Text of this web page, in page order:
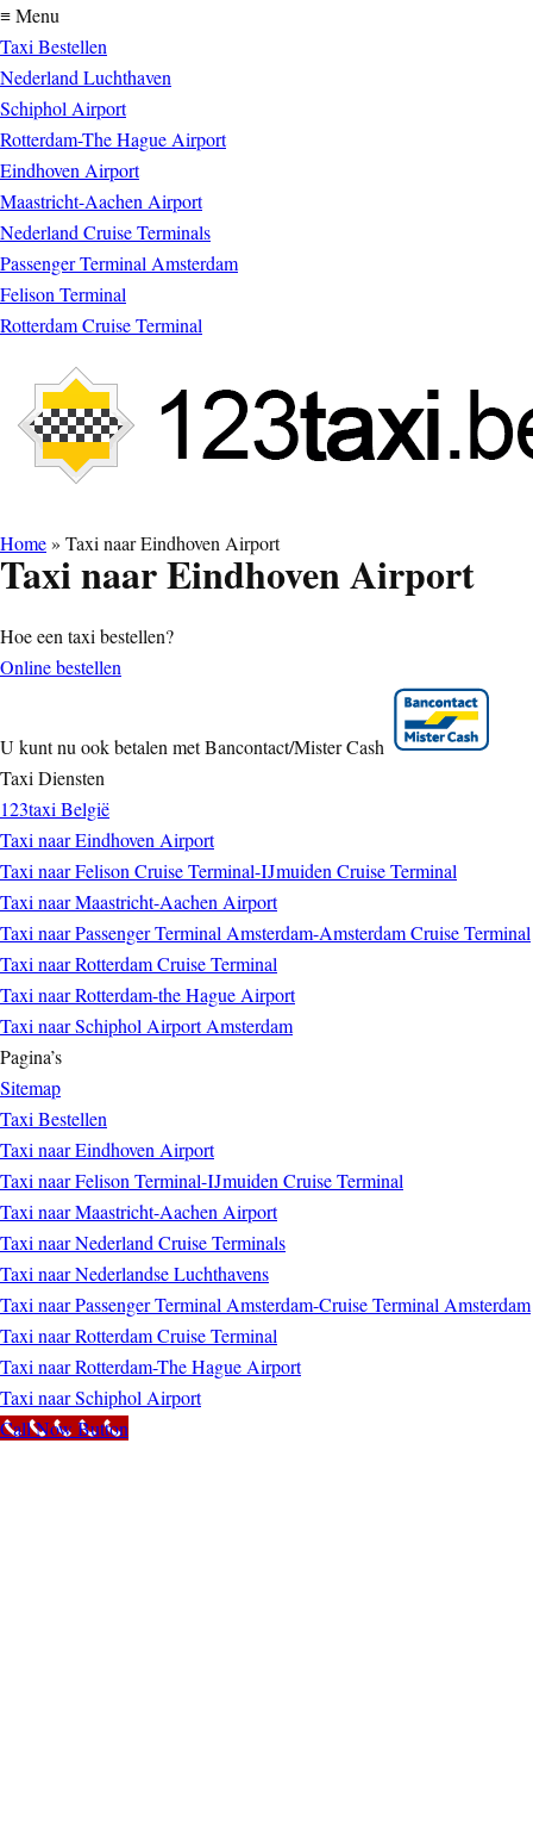
≡ Menu
Taxi Bestellen
Nederland Luchthaven
Schiphol Airport
Rotterdam-The Hague Airport
Eindhoven Airport
Maastricht-Aachen Airport
Nederland Cruise Terminals
Passenger Terminal Amsterdam
Felison Terminal
Rotterdam Cruise Terminal
Home» Taxi naar Eindhoven Airport
Taxi naar Eindhoven Airport
Hoe een taxi bestellen?
Online bestellen
U kunt nu ook betalen met Bancontact/Mister Cash
Taxi Diensten
123taxi België
Taxi naar Eindhoven Airport
Taxi naar Felison Cruise Terminal-IJmuiden Cruise Terminal
Taxi naar Maastricht-Aachen Airport
Taxi naar Passenger Terminal Amsterdam-Amsterdam Cruise Terminal
Taxi naar Rotterdam Cruise Terminal
Taxi naar Rotterdam-the Hague Airport
Taxi naar Schiphol Airport Amsterdam
Pagina’s
Sitemap
Taxi Bestellen
Taxi naar Eindhoven Airport
Taxi naar Felison Terminal-IJmuiden Cruise Terminal
Taxi naar Maastricht-Aachen Airport
Taxi naar Nederland Cruise Terminals
Taxi naar Nederlandse Luchthavens
Taxi naar Passenger Terminal Amsterdam-Cruise Terminal Amsterdam
Taxi naar Rotterdam Cruise Terminal
Taxi naar Rotterdam-The Hague Airport
Taxi naar Schiphol Airport
Call Now Button